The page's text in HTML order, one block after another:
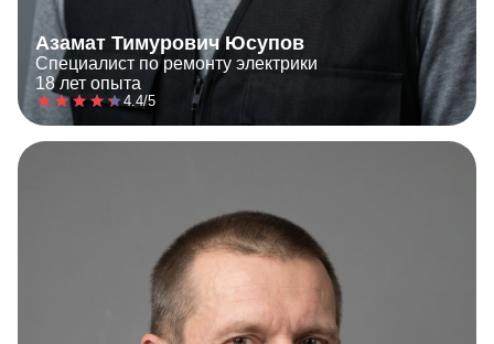
Азамат Тимурович Юсупов
Специалист по ремонту электрики
18 лет опыта
4.4/5